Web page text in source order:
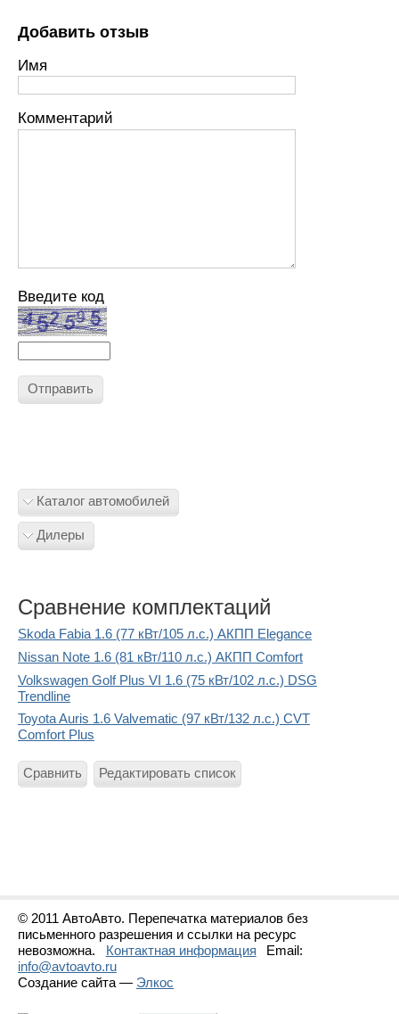
Добавить отзыв
Имя
Комментарий
Введите код
Отправить
Каталог автомобилей
Дилеры
Сравнение комплектаций
Skoda Fabia 1.6 (77 кВт/105 л.с.) АКПП Elegance
Nissan Note 1.6 (81 кВт/110 л.с.) АКПП Comfort
Volkswagen Golf Plus VI 1.6 (75 кВт/102 л.с.) DSG
Trendline
Toyota Auris 1.6 Valvematic (97 кВт/132 л.с.) CVT
Comfort Plus
Сравнить Редактировать список
© 2011 АвтоАвто. Перепечатка материалов без
письменного разрешения и ссылки на ресурс
невозможна.
Контактная информация
Email:
info@avtoavto.ru
Создание сайта — Элкос